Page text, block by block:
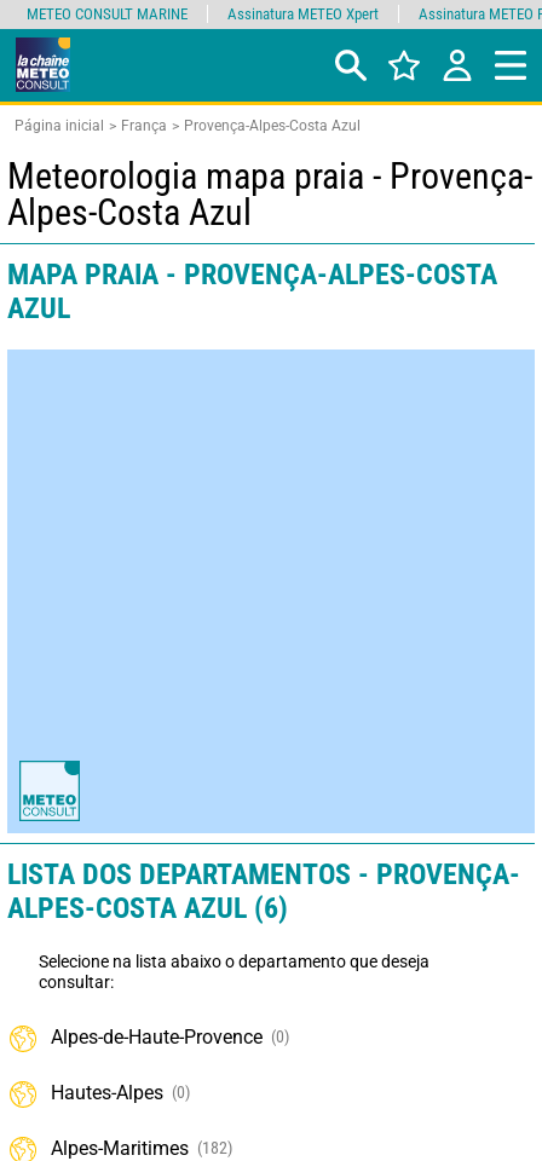
Página inicial França Provença-Alpes-Costa Azul
Meteorologia mapa praia - Provença-
Alpes-Costa Azul
MAPA PRAIA - PROVENÇA-ALPES-COSTA
AZUL
LISTA DOS DEPARTAMENTOS - PROVENÇA-
ALPES-COSTA AZUL (6)
Selecione na lista abaixo o departamento que deseja
consultar:
Alpes-de-Haute-Provence (0)
Hautes-Alpes (0)
Alpes-Maritimes (182)
METEO CONSULT MARINE Assinatura METEO Xpert Assinatura METEO